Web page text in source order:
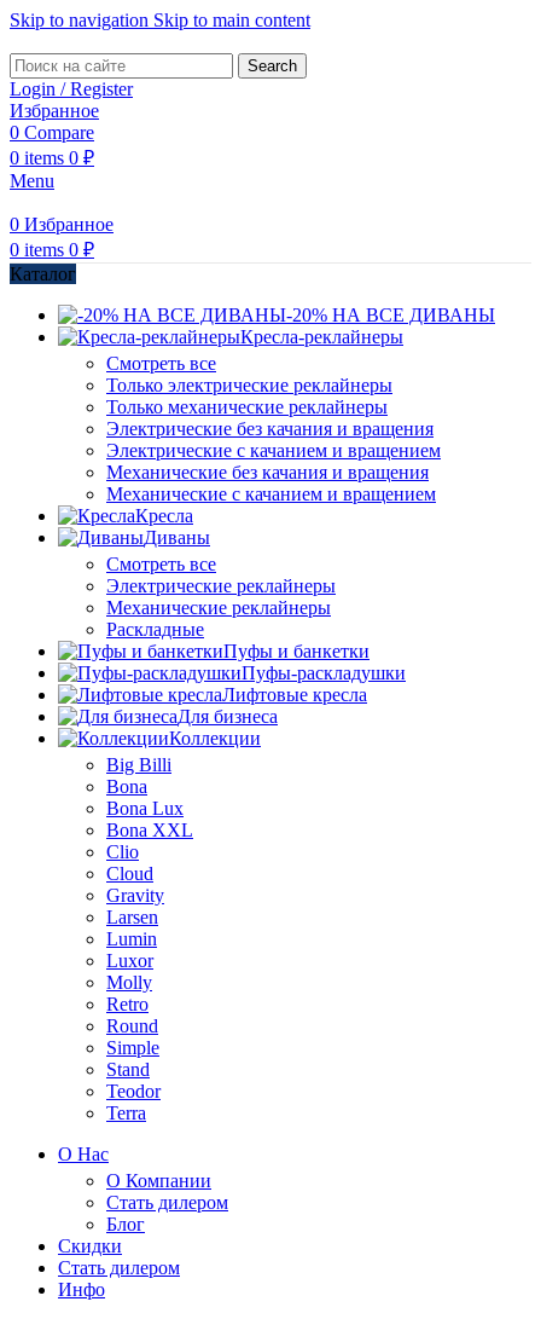
Skip to navigation Skip to main content
Search
Login / Register
Избранное
0 Compare
0 items 0 ₽
Menu
0 Избранное
0 items 0 ₽
Каталог
-20% НА ВСЕ ДИВАНЫ
Кресла-реклайнеры
Смотреть все
Только электрические реклайнеры
Только механические реклайнеры
Электрические без качания и вращения
Электрические с качанием и вращением
Механические без качания и вращения
Механические с качанием и вращением
Кресла
Диваны
Смотреть все
Электрические реклайнеры
Механические реклайнеры
Раскладные
Пуфы и банкетки
Пуфы-раскладушки
Лифтовые кресла
Для бизнеса
Коллекции
Big Billi
Bona
Bona Lux
Bona XXL
Clio
Cloud
Gravity
Larsen
Lumin
Luxor
Molly
Retro
Round
Simple
Stand
Teodor
Terra
О Нас
О Компании
Стать дилером
Блог
Скидки
Стать дилером
Инфо